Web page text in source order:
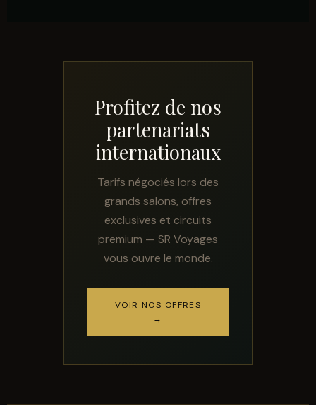
Profitez de nos
partenariats
internationaux
Tarifs négociés lors des
grands salons, offres
exclusives et circuits
premium — SR Voyages
vous ouvre le monde.
VOIR NOS OFFRES
→
Assistant SR Voyages
Disponible • Thiès & Dakar